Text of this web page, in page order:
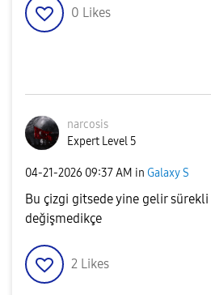
0 Likes
narcosis
Expert Level 5
‎04-21-2026 09:37 AM in Galaxy S
Bu çizgi gitsede yine gelir sürekli
değişmedikçe
2 Likes